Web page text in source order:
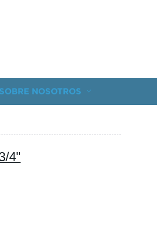
SOBRE NOSOTROS
4"